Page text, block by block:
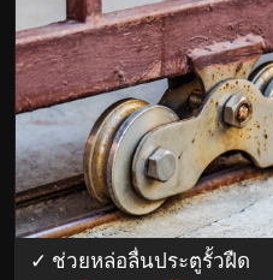
✓ ช่วยหล่อลื่นประตูรั้วฝืด